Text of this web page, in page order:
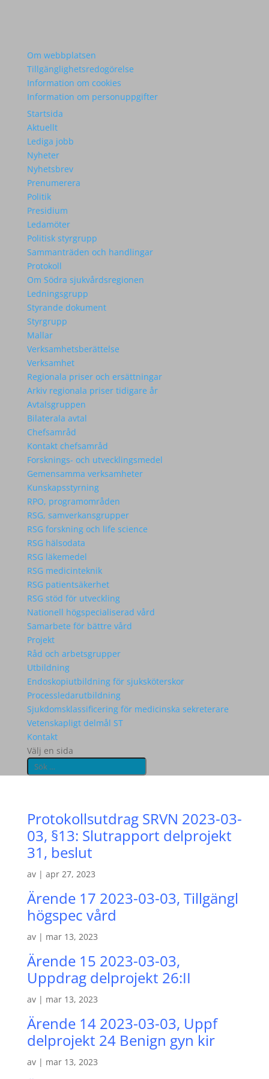
Om webbplatsen
Tillgänglighetsredogörelse
Information om cookies
Information om personuppgifter
Startsida
Aktuellt
Lediga jobb
Nyheter
Nyhetsbrev
Prenumerera
Politik
Presidium
Ledamöter
Politisk styrgrupp
Sammanträden och handlingar
Protokoll
Om Södra sjukvårdsregionen
Ledningsgrupp
Styrande dokument
Styrgrupp
Mallar
Verksamhetsberättelse
Verksamhet
Regionala priser och ersättningar
Arkiv regionala priser tidigare år
Avtalsgruppen
Bilaterala avtal
Chefsamråd
Kontakt chefsamråd
Forsknings- och utvecklingsmedel
Gemensamma verksamheter
Kunskapsstyrning
RPO, programområden
RSG, samverkansgrupper
RSG forskning och life science
RSG hälsodata
RSG läkemedel
RSG medicinteknik
RSG patientsäkerhet
RSG stöd för utveckling
Nationell högspecialiserad vård
Samarbete för bättre vård
Projekt
Råd och arbetsgrupper
Utbildning
Endoskopiutbildning för sjuksköterskor
Processledarutbildning
Sjukdomsklassificering för medicinska sekreterare
Vetenskapligt delmål ST
Kontakt
Välj en sida
Protokollsutdrag SRVN 2023-03-
03, §13: Slutrapport delprojekt
31, beslut
av | apr 27, 2023
Ärende 17 2023-03-03, Tillgängl
högspec vård
av | mar 13, 2023
Ärende 15 2023-03-03,
Uppdrag delprojekt 26:II
av | mar 13, 2023
Ärende 14 2023-03-03, Uppf
delprojekt 24 Benign gyn kir
av | mar 13, 2023